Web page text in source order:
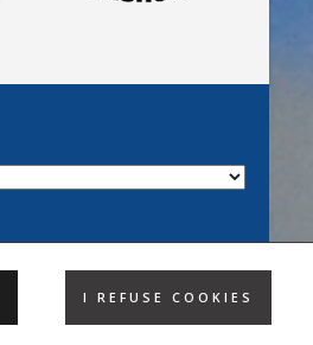
I REFUSE COOKIES
DESIGND BY HSV TROISDORF E.V.